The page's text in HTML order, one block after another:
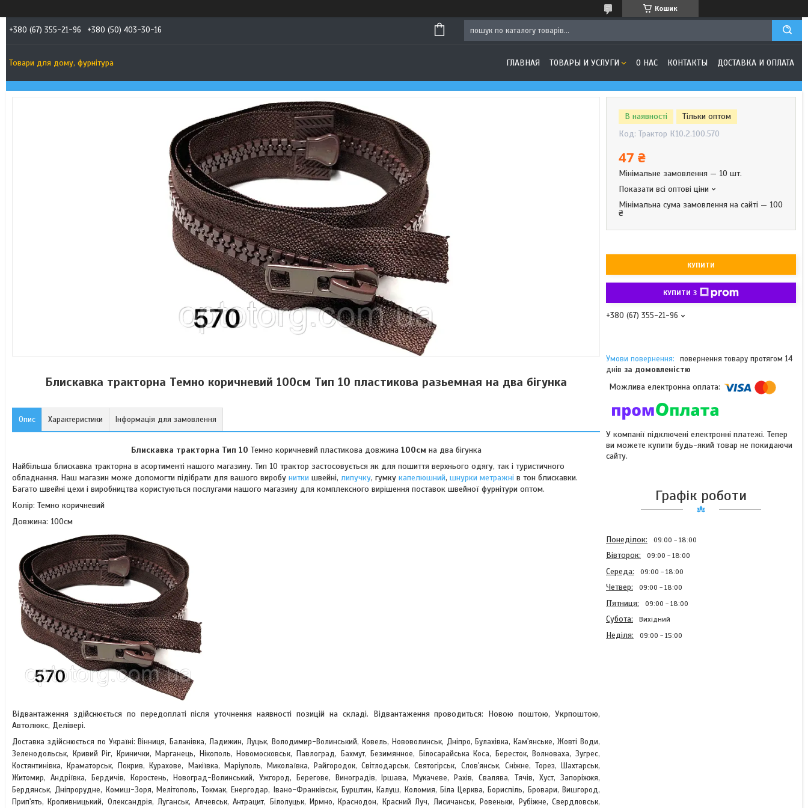
Кошик
+380 (67) 355-21-96 +380 (50) 403-30-16
Товари для дому, фурнітура ГЛАВНАЯ ТОВАРЫ И УСЛУГИ О НАС КОНТАКТЫ ДОСТАВКА И ОПЛАТА
Блискавка тракторна Темно коричневий 100см Тип 10 пластикова разьемная на два бігунка
Опис Характеристики Інформація для замовлення
Блискавка тракторна Тип 10 Темно коричневий пластикова довжина 100см на два бігунка
Найбільша блискавка тракторна в асортименті нашого магазину. Тип 10 трактор застосовується як для пошиття верхнього одягу, так і туристичного
обладнання. Наш магазин може допомогти підібрати для вашого виробу нитки швейні, липучку, гумку капелюшний, шнурки метражні в тон блискавки.
Багато швейні цехи і виробництва користуються послугами нашого магазину для комплексного вирішення поставок швейної фурнітури оптом.
Колір: Темно коричневий
Довжина: 100см
Відвантаження здійснюється по передоплаті після уточнення наявності позицій на складі. Відвантаження проводиться: Новою поштою, Укрпоштою,
Автолюкс, Делівері.
Доставка здійснюється по Україні: Вінниця, Баланівка, Ладижин, Луцьк, Володимир-Волинський, Ковель, Нововолинськ, Дніпро, Булахівка, Кам'янське, Жовті Води,
Зеленодольськ, Кривий Ріг, Кринички, Марганець, Нікополь, Новомосковськ, Павлоград, Бахмут, Безимянное, Білосарайська Коса, Бересток, Волноваха, Зугрес,
Костянтинівка, Краматорськ, Покрив, Курахове, Макіївка, Маріуполь, Миколаївка, Райгородок, Світлодарськ, Святогірськ, Слов'янськ, Сніжне, Торез, Шахтарськ,
Житомир, Андріївка, Бердичів, Коростень, Новоград-Волинський, Ужгород, Берегове,
Виноградів, Іршава, Мукачеве, Рахів, Свалява, Тячів, Хуст, Запоріжжя,
Бердянськ, Дніпрорудне, Комиш-Зоря, Мелітополь, Токмак, Енергодар, Івано-Франківськ, Бурштин, Калуш, Коломия, Біла Церква, Бориспіль, Бровари, Вишгород,
Прип'ять, Кропивницький, Олександрія, Луганськ, Алчевськ, Антрацит, Білолуцьк, Ирмно, Краснодон, Красний Луч, Лисичанськ, Ровеньки, Рубіжне, Свердловськ,
В наявності
Тільки оптом
Код: Трактор К10.2.100.570
47 ₴
Мінімальне замовлення — 10 шт.
Показати всі оптові ціни
Мінімальна сума замовлення на сайті — 100
₴
КУПИТИ
КУПИТИ З
+380 (67) 355-21-96
повернення товару протягом 14
днів за домовленістю
У компанії підключені електронні платежі. Тепер
ви можете купити будь-який товар не покидаючи
сайту.
Графік роботи
Понеділок 09:00 18:00
Вівторок 09:00 18:00
Середа 09:00 18:00
Четвер 09:00 18:00
Пʼятниця 09:00 18:00
Субота Вихідний
Неділя 09:00 15:00